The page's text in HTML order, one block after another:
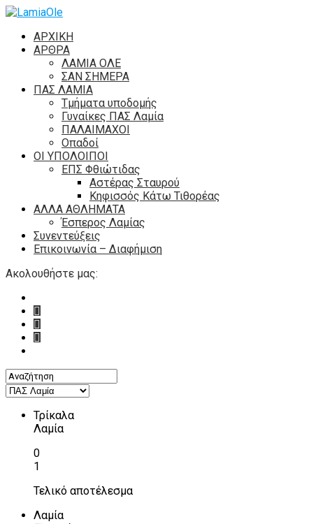
ΑΡΧΙΚΗ
ΑΡΘΡΑ
ΛΑΜΙΑ ΟΛΕ
ΣΑΝ ΣΗΜΕΡΑ
ΠΑΣ ΛΑΜΙΑ
Τμήματα υποδομής
Γυναίκες ΠΑΣ Λαμία
ΠΑΛΑΙΜΑΧΟΙ
Οπαδοί
ΟΙ ΥΠΟΛΟΙΠΟΙ
ΕΠΣ Φθιώτιδας
Αστέρας Σταυρού
Κηφισσός Κάτω Τιθορέας
ΑΛΛΑ ΑΘΛΗΜΑΤΑ
Έσπερος Λαμίας
Συνεντεύξεις
Επικοινωνία – Διαφήμιση
Ακολουθήστε μας:
Τρίκαλα
Λαμία
0
1
Τελικό αποτέλεσμα
Λαμία